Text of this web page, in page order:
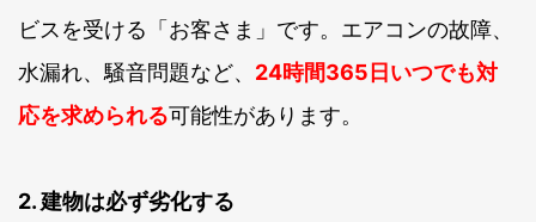
ビスを受ける「お客さま」です。エアコンの故障、
水漏れ、騒音問題など、 24時間365日いつでも対
応を求められる可能性があります。
2. 建物は必ず劣化する